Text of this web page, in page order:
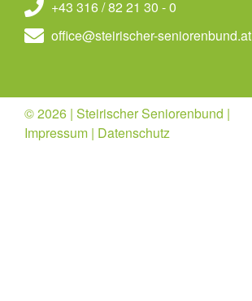
+43 316 / 82 21 30 - 0
office@steirischer-seniorenbund.at
© 2026 | Steirischer Seniorenbund |
Impressum | Datenschutz